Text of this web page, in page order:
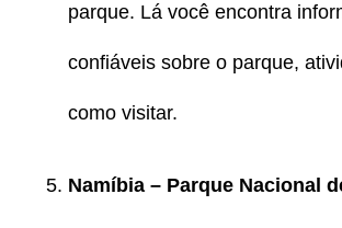
parque. Lá você encontra
confiáveis sobre o parque,
como visitar.
Namíbia – Parque Nacional